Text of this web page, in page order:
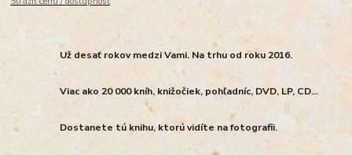
Už desať rokov medzi Vami. Na trhu od roku 2016.
Viac ako 20 000 kníh, knižočiek, pohľadníc, DVD, LP, CD...
Dostanete tú knihu, ktorú vidíte na fotografii.